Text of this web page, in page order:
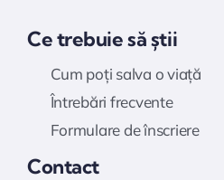
Ce trebuie să știi
Cum poți salva o viață
Întrebări frecvente
Formulare de înscriere
Contact